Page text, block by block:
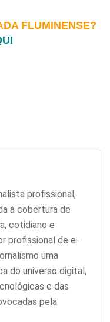
FLUMINENSE?
profissional,
à cobertura de
cotidiano e
profissional de e-
uma
do universo digital,
e das
pela